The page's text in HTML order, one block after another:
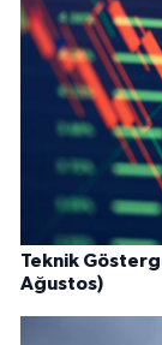
Teknik
Ağustos)